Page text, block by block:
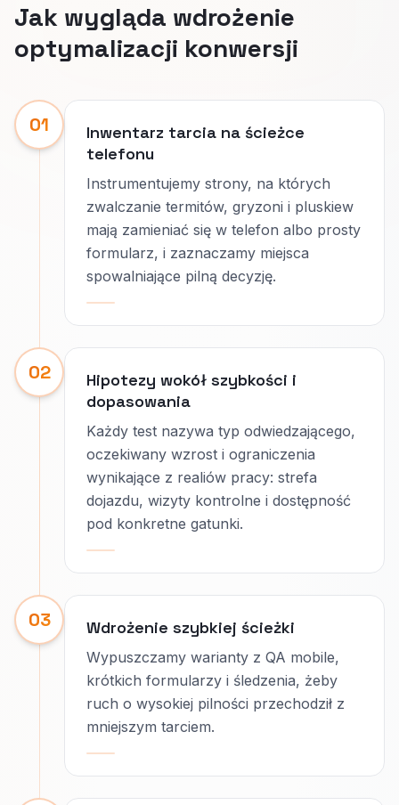
Jak wygląda wdrożenie
optymalizacji konwersji
01
Inwentarz tarcia na ścieżce
telefonu
Instrumentujemy strony, na których
zwalczanie termitów, gryzoni i pluskiew
mają zamieniać się w telefon albo prosty
formularz, i zaznaczamy miejsca
spowalniające pilną decyzję.
02
Hipotezy wokół szybkości i
dopasowania
Każdy test nazywa typ odwiedzającego,
oczekiwany wzrost i ograniczenia
wynikające z realiów pracy: strefa
dojazdu, wizyty kontrolne i dostępność
pod konkretne gatunki.
03 Wdrożenie szybkiej ścieżki
Wypuszczamy warianty z QA mobile,
krótkich formularzy i śledzenia, żeby
ruch o wysokiej pilności przechodził z
mniejszym tarciem.